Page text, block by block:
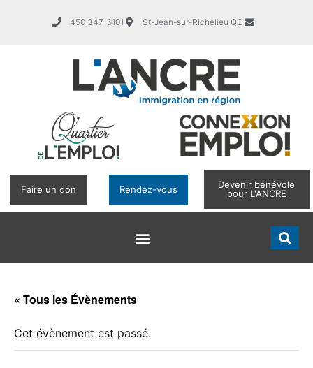
450 347-6101 St-Jean-sur-Richelieu QC
Faire un don Rendez-vous
Devenir bénévole
pour L'ANCRE
« Tous les Évènements
Cet évènement est passé.